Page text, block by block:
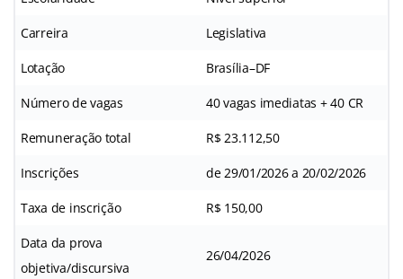
Carreira Legislativa
Lotação Brasília–DF
Número de vagas 40 vagas imediatas + 40 CR
Remuneração total R$ 23.112,50
Inscrições de 29/01/2026 a 20/02/2026
Taxa de inscrição R$ 150,00
Data da prova
objetiva/discursiva
26/04/2026